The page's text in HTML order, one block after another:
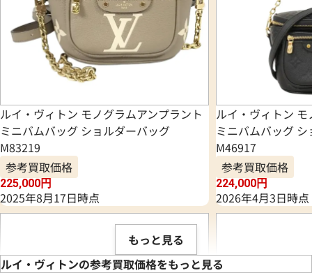
ルイ・ヴィトン モノグラムアンプラント
ミニバムバッグ ショルダーバッグ
M83219
参考買取価格
225,000円
2025年8月17日時点
ルイ・ヴィトン
ミニバムバッグ
M46917
参考買取価格
224,000円
2026年4月3日時点
もっと見る
ルイ・ヴィトンの参考買取価格をもっと見る